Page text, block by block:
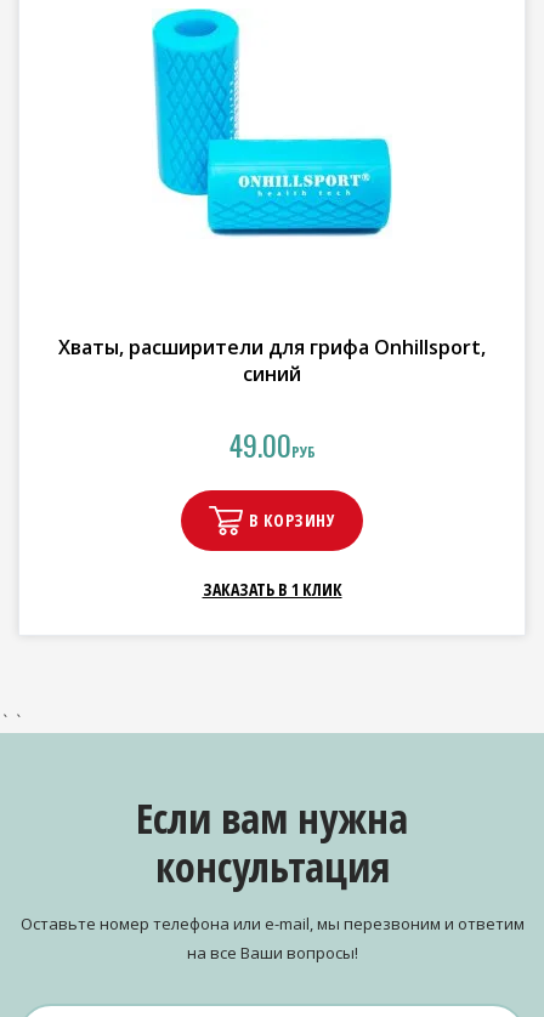
Хваты, расширители для грифа Onhillsport,
синий
49.00РУБ
В КОРЗИНУ
ЗАКАЗАТЬ В 1 КЛИК
` `
Если вам нужна
консультация
Оставьте номер телефона или e-mail, мы перезвоним и ответим
на все Ваши вопросы!